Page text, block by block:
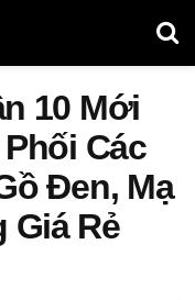
10 Mới
Các
Đen, Mạ
Giá Rẻ